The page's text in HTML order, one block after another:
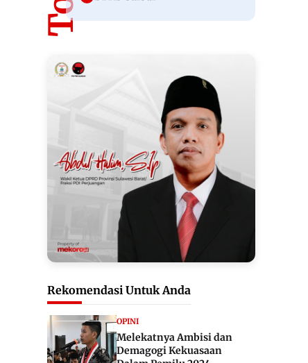
Rekomendasi Untuk Anda
OPINI
Melekatnya Ambisi dan
Demagogi Kekuasaan